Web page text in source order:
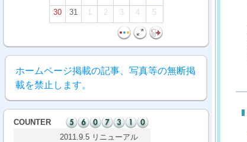
30
31 1 2 3 4 5
ホームページ掲載の記事、写真等の無断掲
載を禁止します。
COUNTER
2011.9.5 リニューアル